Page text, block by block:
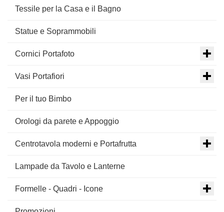
Tessile per la Casa e il Bagno
Statue e Soprammobili
Cornici Portafoto
Vasi Portafiori
Per il tuo Bimbo
Orologi da parete e Appoggio
Centrotavola moderni e Portafrutta
Lampade da Tavolo e Lanterne
Formelle - Quadri - Icone